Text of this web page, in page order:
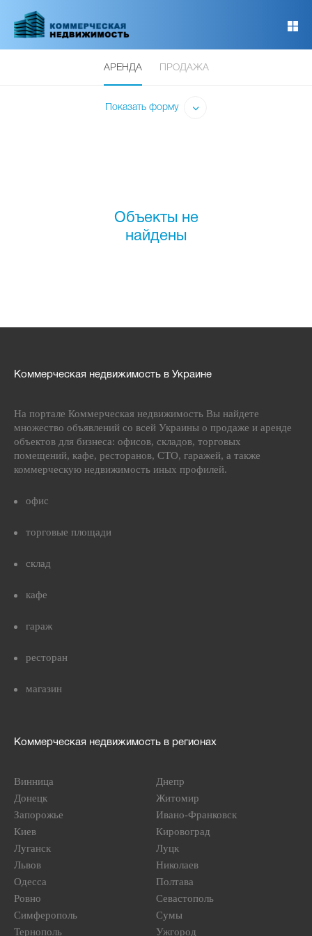
основному
АРЕНДА ПРОДАЖА
Показать форму
Объекты не
найдены
Коммерческая недвижимость в Украине
На портале Коммерческая недвижимость Вы найдете
множество объявлений со всей Украины о продаже и аренде
объектов для бизнеса: офисов, складов, торговых
помещений, кафе, ресторанов, СТО, гаражей, а также
коммерческую недвижимость иных профилей.
офис
торговые площади
склад
кафе
гараж
ресторан
магазин
Коммерческая недвижимость в регионах
Винница
Днепр
Донецк
Житомир
Запорожье
Ивано-Франковск
Киев
Кировоград
Луганск
Луцк
Львов
Николаев
Одесса
Полтава
Ровно
Севастополь
Симферополь
Сумы
Тернополь
Ужгород